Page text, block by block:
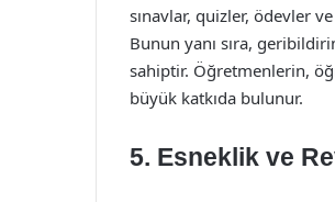
sınavlar, quizler, ödevler
Bunun yanı sıra,
sahiptir. Öğretmenlerin,
büyük katkıda bulunur.
5. Esneklik ve